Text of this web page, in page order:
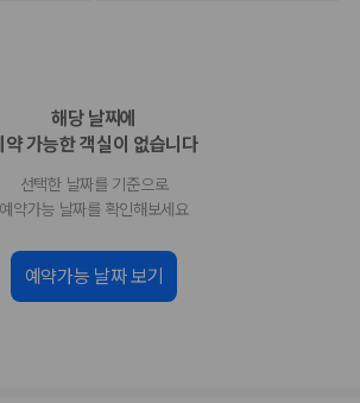
경차, 소형, 준중형, 중형, SUV, 승합차 등 여행
가격을 비교합니다.
비교: 셔틀 이동, 인수 위치, 반납 편의성을 함께
후 원하는 차량을 바로 예약할 수 있습니다.
교 바로가기
해당 날짜에
약 가능한 객실이 없습니다
선택한 날짜를 기준으로
예약가능 날짜를 확인해보세요
예약가능 날짜 보기